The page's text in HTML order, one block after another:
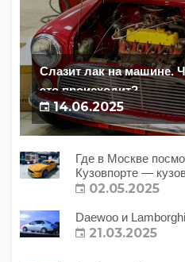
Слазит лак на машине.
это происходит?
14.06.2025
Где в Москве
Кузовпорте —
02.05.2025
Daewoo и
21.03.2025